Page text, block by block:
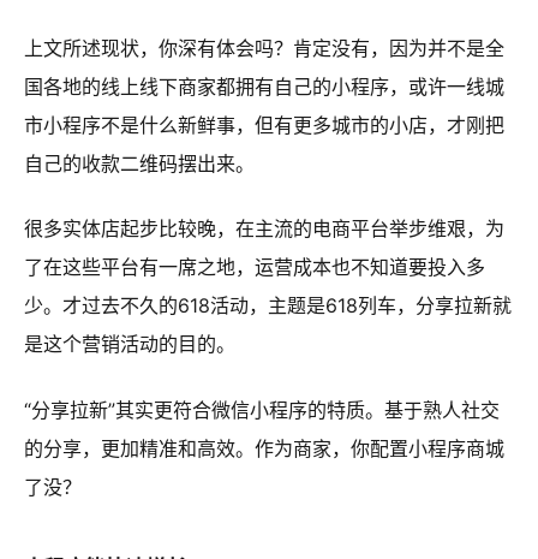
上文所述现状，你深有体会吗？肯定没有，因为并不是全
国各地的线上线下商家都拥有自己的小程序，或许一线城
市小程序不是什么新鲜事，但有更多城市的小店，才刚把
自己的收款二维码摆出来。
很多实体店起步比较晚，在主流的电商平台举步维艰，为
了在这些平台有一席之地，运营成本也不知道要投入多
少。才过去不久的618活动，主题是618列车，分享拉新就
是这个营销活动的目的。
“分享拉新”其实更符合微信小程序的特质。基于熟人社交
的分享，更加精准和高效。作为商家，你配置小程序商城
了没？